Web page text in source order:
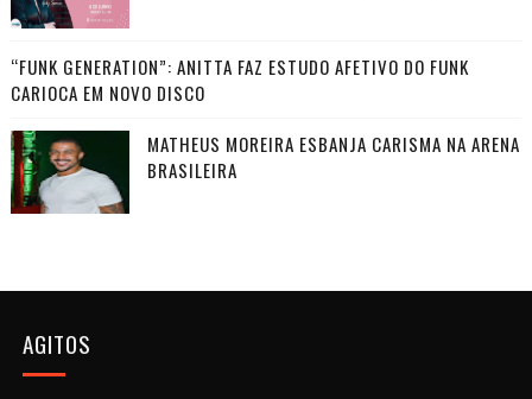
“FUNK GENERATION”: ANITTA FAZ ESTUDO AFETIVO DO FUNK
CARIOCA EM NOVO DISCO
MATHEUS MOREIRA ESBANJA CARISMA NA ARENA
BRASILEIRA
AGITOS